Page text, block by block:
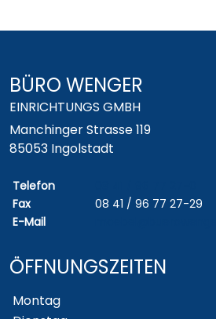
BÜRO WENGER
EINRICHTUNGS GMBH
Manchinger Strasse 119
85053 Ingolstadt
Telefon
Fax
08 41 / 96 77 27-29
E-Mail
ÖFFNUNGSZEITEN
Wochentage / Monate
Öffnungszeiten / Hinweise
Montag